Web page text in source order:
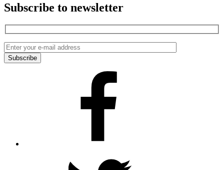
Subscribe to newsletter